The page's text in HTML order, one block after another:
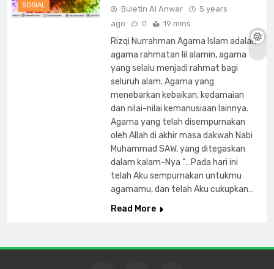
SOSIAL Buletin Al Anwar
5 years
ago
0 19 mins
Rizqi Nurrahman Agama Islam adalah
agama rahmatan lil alamin, agama
yang selalu menjadi rahmat bagi
seluruh alam. Agama yang
menebarkan kebaikan, kedamaian
dan nilai-nilai kemanusiaan lainnya.
Agama yang telah disempurnakan
oleh Allah di akhir masa dakwah Nabi
Muhammad SAW, yang ditegaskan
dalam kalam-Nya “…Pada hari ini
telah Aku sempurnakan untukmu
agamamu, dan telah Aku cukupkan…
Read More